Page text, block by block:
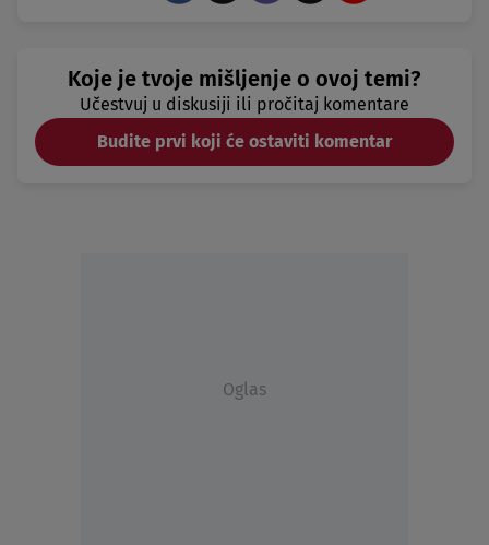
Koje je tvoje mišljenje o ovoj temi?
Učestvuj u diskusiji ili pročitaj komentare
Budite prvi koji će ostaviti komentar
Oglas